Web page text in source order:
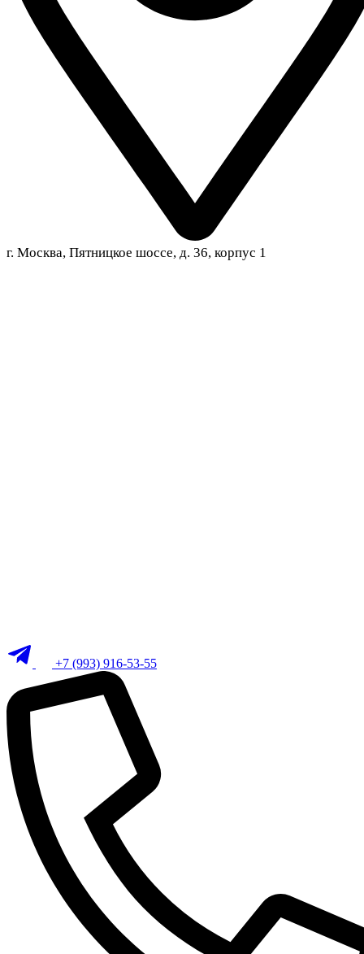
г. Москва, Пятницкое шоссе, д. 36, корпус 1
+7 (993) 916-53-55